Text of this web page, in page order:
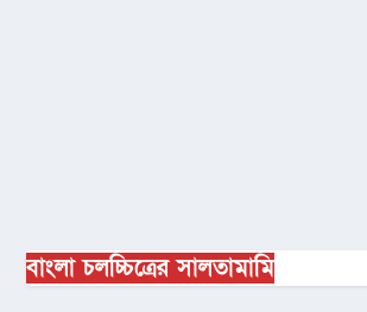
বাংলা চলচ্চিত্রের সালতামামি